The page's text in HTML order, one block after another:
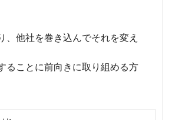
、他社を巻き込んでそれを変え
ることに前向きに取り組める方